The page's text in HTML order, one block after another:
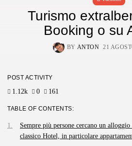
Turismo
Booking o su
BY ANTON 21
POST ACTIVITY
1.12k 0 161
TABLE OF CONTENTS:
Sempre più persone cercano un
classico Hotel, in particolare